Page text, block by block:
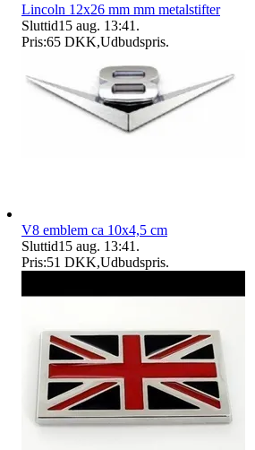
Lincoln 12x26 mm mm metalstifter
Sluttid15 aug. 13:41 .
Pris:65 DKK,Udbudspris.
V8 emblem ca 10x4,5 cm
Sluttid15 aug. 13:41 .
Pris:51 DKK,Udbudspris.